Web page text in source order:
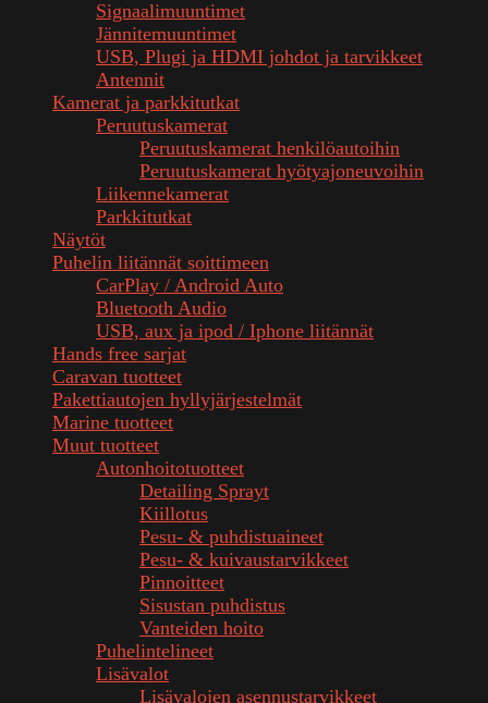
Signaalimuuntimet
Jännitemuuntimet
USB, Plugi ja HDMI johdot ja tarvikkeet
Antennit
Kamerat ja parkkitutkat
Peruutuskamerat
Peruutuskamerat henkilöautoihin
Peruutuskamerat hyötyajoneuvoihin
Liikennekamerat
Parkkitutkat
Näytöt
Puhelin liitännät soittimeen
CarPlay / Android Auto
Bluetooth Audio
USB, aux ja ipod / Iphone liitännät
Hands free sarjat
Caravan tuotteet
Pakettiautojen hyllyjärjestelmät
Marine tuotteet
Muut tuotteet
Autonhoitotuotteet
Detailing Sprayt
Kiillotus
Pesu- & puhdistuaineet
Pesu- & kuivaustarvikkeet
Pinnoitteet
Sisustan puhdistus
Vanteiden hoito
Puhelintelineet
Lisävalot
Lisävalojen asennustarvikkeet